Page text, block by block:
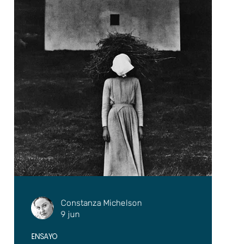
ENSAYO
Constanza Michelson
9 jun